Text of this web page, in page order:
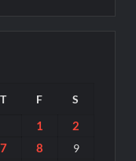
T F S
1 2
7 8 9